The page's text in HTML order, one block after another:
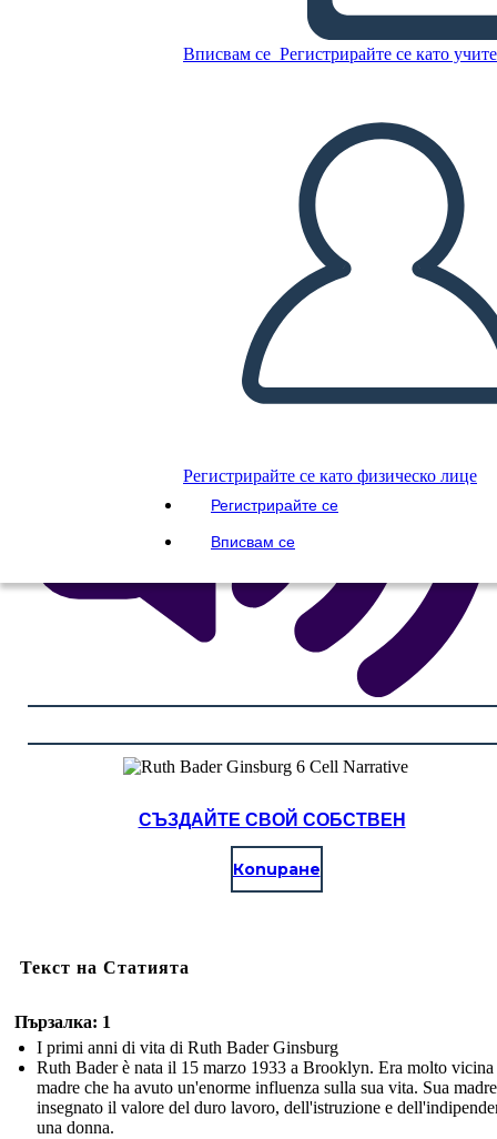
Вписвам се Регистрирайте се като
Регистрирайте се като физическо лице
Регистрирайте се
Вписвам се
Narrative
Копирайте този Storyboard
СЪЗДАЙТЕ СЦЕНАРИЙ
ПУСКАНЕ НА СЛАЙДШОУ
ЧЕТИ МИ
СЪЗДАЙТЕ СВОЙ СОБСТВЕН
Копиране
Текст на Статията
Пързалка: 1
I primi anni di vita di Ruth Bader Ginsburg
Ruth Bader è nata il 15 marzo 1933 a Brooklyn. Era molto vicina
madre che ha avuto un'enorme influenza sulla sua vita. Sua
insegnato il valore del duro lavoro, dell'istruzione e
una donna.